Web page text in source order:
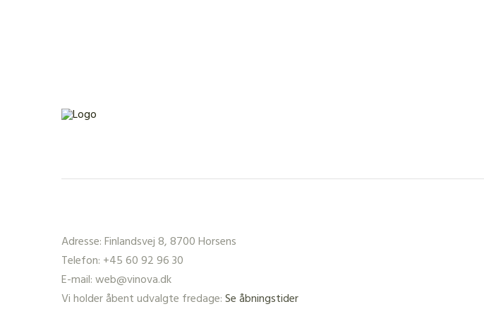
Adresse: Finlandsvej 8, 8700 Horsens
Telefon: +45 60 92 96 30
E-mail: web@vinova.dk
Vi holder åbent udvalgte fredage:Se åbningstider